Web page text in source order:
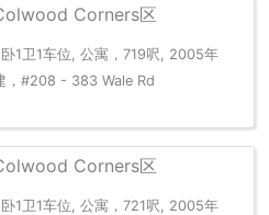
Corners区
1卫1车位, 公寓，719呎, 2005年
，#208 - 383 Wale Rd
Corners区
1卫1车位, 公寓，721呎, 2005年